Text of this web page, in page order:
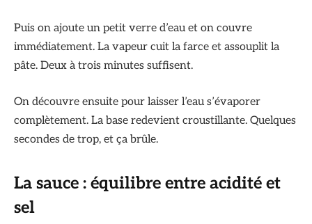
Puis on ajoute un petit verre d’eau et on couvre
immédiatement. La vapeur cuit la farce et assouplit la
pâte. Deux à trois minutes suffisent.
On découvre ensuite pour laisser l’eau s’évaporer
complètement. La base redevient croustillante. Quelques
secondes de trop, et ça brûle.
La sauce : équilibre entre acidité et
sel